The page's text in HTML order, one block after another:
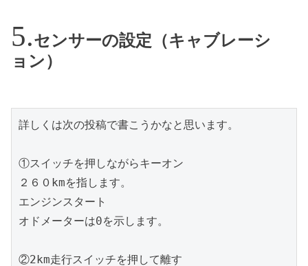
センサーの設定（キャブレーシ
ョン）
詳しくは次の投稿で書こうかなと思います。
①スイッチを押しながらキーオン
２６０kmを指します。
エンジンスタート
オドメーターは0を示します。
②2km走行スイッチを押して離す